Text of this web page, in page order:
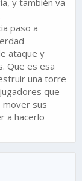
y también va
paso a
ataque y
Que es esa
una torre
que
mover sus
a hacerlo